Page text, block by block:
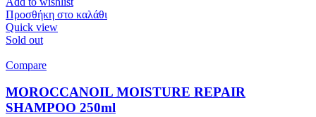
Προσθήκη στο καλάθι
Quick view
Sold out
Compare
MOROCCANOIL MOISTURE REPAIR
SHAMPOO 250ml